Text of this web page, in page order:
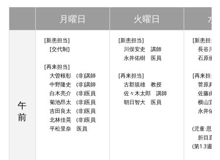
月曜日 火曜日 水
午
前
[新患担当]
[交代制]
[再来担当]
大曽根彰 (非)講師
中野隆史 (非)講師
白木亮介 (非)医員
菊池昂太 (非)医員
吉田良太 (非)医員
北林佳晃 (非)医員
平松里奈 医員
[新患担当]
川俣安史 講師
永井佑樹 医員
[再来担当]
古郡規雄 教授
佐々木太郎 講師
朝日智大 医員
[新患担当]
長谷川
石原優
[再来担当]
菅原典
佐藤由
横山宜
永井佑
(児童·思春
折目直
(第1.3週)